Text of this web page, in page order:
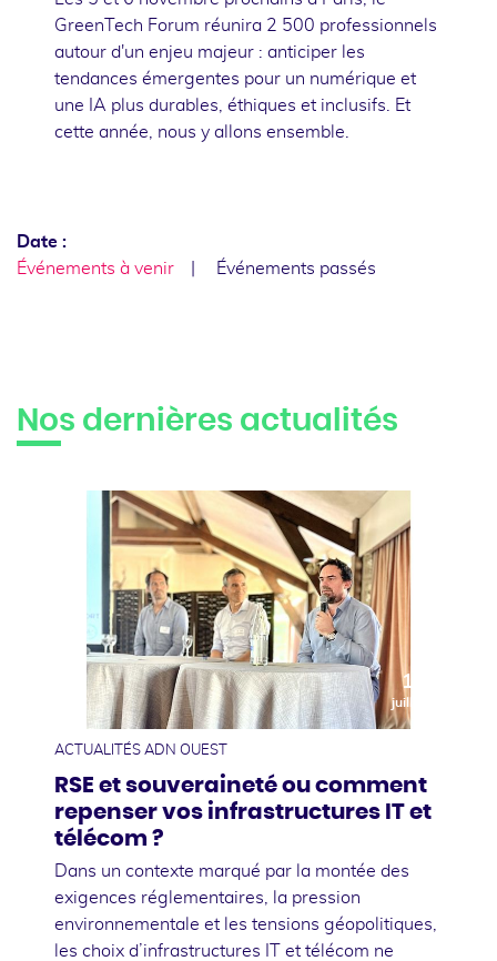
GreenTech Forum réunira 2 500 professionnels
autour d'un enjeu majeur : anticiper les
tendances émergentes pour un numérique et
une IA plus durables, éthiques et inclusifs. Et
cette année, nous y allons ensemble.
Date :
Événements à venir
Événements passés
Nos dernières actualités
10
juillet
ACTUALITÉS ADN OUEST
RSE et souveraineté ou comment
repenser vos infrastructures IT et
télécom ?
Dans un contexte marqué par la montée des
exigences réglementaires, la pression
environnementale et les tensions géopolitiques,
les choix d’infrastructures IT et télécom ne